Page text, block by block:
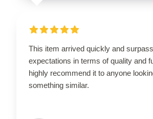
This item arrived quickly and
expectations in terms of quality and
highly recommend it to anyone
something similar.